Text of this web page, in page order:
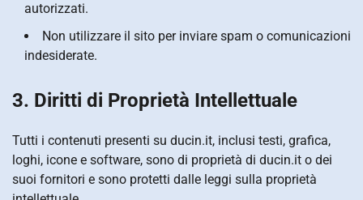
autorizzati.
Non utilizzare il sito per inviare spam o comunicazioni
indesiderate.
3. Diritti di Proprietà Intellettuale
Tutti i contenuti presenti su ducin.it, inclusi testi, grafica,
loghi, icone e software, sono di proprietà di ducin.it o dei
suoi fornitori e sono protetti dalle leggi sulla proprietà